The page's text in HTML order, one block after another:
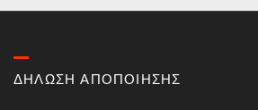
ΔΗΛΩΣΗ ΑΠΟΠΟΙΗΣΗΣ